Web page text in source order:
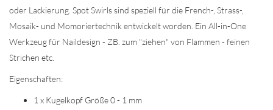
oder Lackierung. Spot Swirls sind speziell für die French-, Strass-,
Mosaik- und Momoriertechnik entwickelt worden. Ein All-in-One
Werkzeug für Naildesign - ZB. zum "ziehen" von Flammen - feinen
Strichen etc.
Eigenschaften:
1 x Kugelkopf Größe 0 - 1 mm